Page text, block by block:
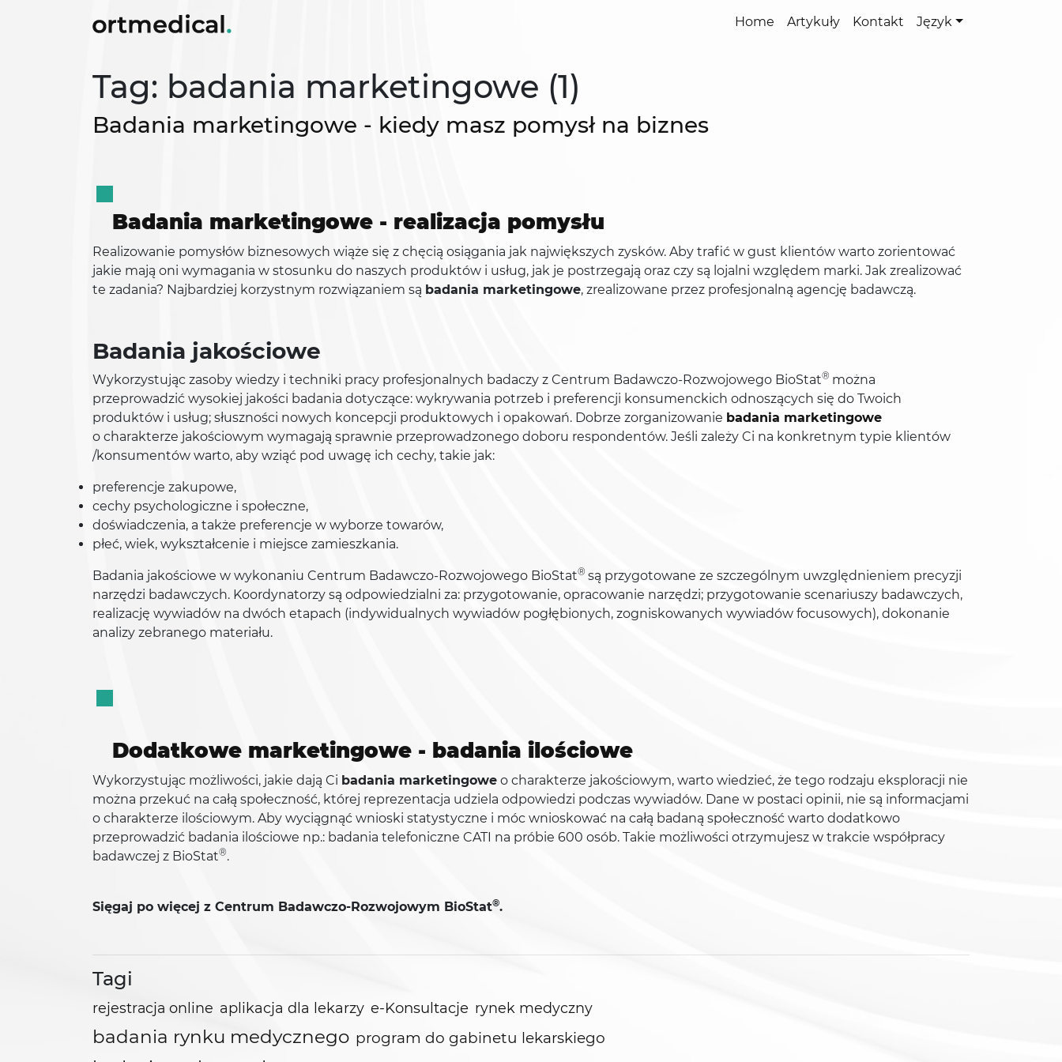
Home Artykuły Kontakt Język
Tag: badania marketingowe (1)
Badania marketingowe - kiedy masz pomysł na biznes
Badania marketingowe - realizacja pomysłu
Realizowanie pomysłów biznesowych wiąże się z chęcią osiągania jak największych zysków. Aby trafić w gust klientów warto zorientować
jakie mają oni wymagania w stosunku do naszych produktów i usług, jak je postrzegają oraz czy są lojalni względem marki. Jak zrealizować
te zadania? Najbardziej korzystnym rozwiązaniem są badania marketingowe, zrealizowane przez profesjonalną agencję badawczą.
Badania jakościowe
Wykorzystując zasoby wiedzy i techniki pracy profesjonalnych badaczy z Centrum Badawczo-Rozwojowego BioStat® można
przeprowadzić wysokiej jakości badania dotyczące: wykrywania potrzeb i preferencji konsumenckich odnoszących się do Twoich
produktów i usług; słuszności nowych koncepcji produktowych i opakowań. Dobrze zorganizowanie badania marketingowe
o charakterze jakościowym wymagają sprawnie przeprowadzonego doboru respondentów. Jeśli zależy Ci na konkretnym typie klientów
/konsumentów warto, aby wziąć pod uwagę ich cechy, takie jak:
preferencje zakupowe,
cechy psychologiczne i społeczne,
doświadczenia, a także preferencje w wyborze towarów,
płeć, wiek, wykształcenie i miejsce zamieszkania.
Badania jakościowe w wykonaniu Centrum Badawczo-Rozwojowego BioStat® są przygotowane ze szczególnym uwzględnieniem precyzji
narzędzi badawczych. Koordynatorzy są odpowiedzialni za: przygotowanie, opracowanie narzędzi; przygotowanie scenariuszy badawczych,
realizację wywiadów na dwóch etapach (indywidualnych wywiadów pogłębionych, zogniskowanych wywiadów focusowych), dokonanie
analizy zebranego materiału.
Dodatkowe marketingowe - badania ilościowe
Wykorzystując możliwości, jakie dają Ci badania marketingowe o charakterze jakościowym, warto wiedzieć, że tego rodzaju eksploracji nie
można przekuć na całą społeczność, której reprezentacja udziela odpowiedzi podczas wywiadów. Dane w postaci opinii, nie są informacjami
o charakterze ilościowym. Aby wyciągnąć wnioski statystyczne i móc wnioskować na całą badaną społeczność warto dodatkowo
przeprowadzić badania ilościowe np.: badania telefoniczne CATI na próbie 600 osób. Takie możliwości otrzymujesz w trakcie współpracy
badawczej z BioStat®.
Sięgaj po więcej z Centrum Badawczo-Rozwojowym BioStat®.
Tagi
rejestracja online aplikacja dla lekarzy e-Konsultacje rynek medyczny
badania rynku medycznego program do gabinetu lekarskiego